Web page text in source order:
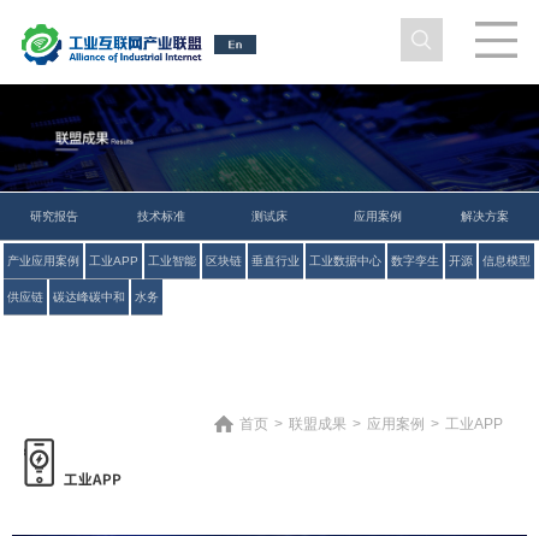
研究报告 技术标准 测试床 应用案例
产业应用案例 工业APP 工业智能 区块链 垂直行业 工业数据中心 数字孪生 开源 信息模型
供应链 碳达峰碳中和 水务
解决方案
首页 > 联盟成果 > 应用案例 > 工业APP